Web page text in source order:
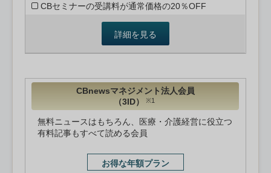
CBセミナーの受講料が通常価格の20％OFF
詳細を見る
CBnewsマネジメント法人会員
（3ID）
※1
無料ニュースはもちろん、医療・介護経営に役立つ
有料記事もすべて読める会員
お得な年額プラン